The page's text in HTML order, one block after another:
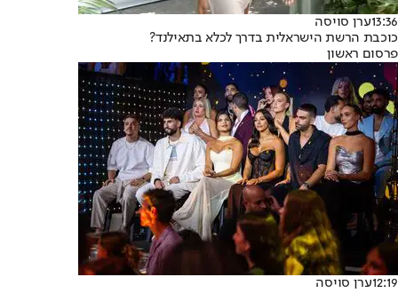
13:36ערן סויסה
כוכבת הרשת הישראלית בדרך לכלא בתאילנד?
פרסום ראשון
12:19ערן סויסה